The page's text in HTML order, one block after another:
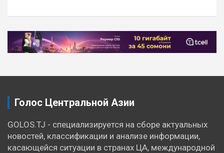
Голос Центральной Азии
GOLOS.TJ - специализируется на сборе актуальных
новостей, классификации и анализе информации,
касающейся ситуации в странах ЦА, международной